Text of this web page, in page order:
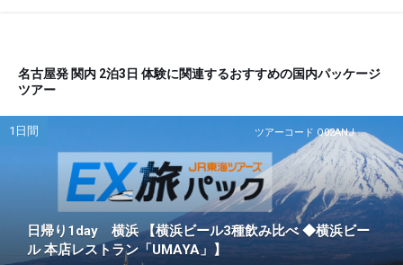
名古屋発 関内 2泊3日 体験に関連するおすすめの国内パッケージ
ツアー
ツアーコード Q02ANJ
1日間
日帰り1day 横浜 【横浜ビール3種飲み比べ ◆横浜ビー
ル 本店レストラン「UMAYA」】